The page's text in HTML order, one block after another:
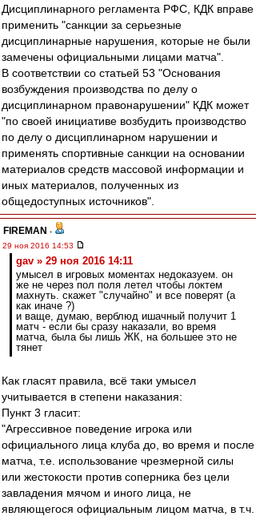
Дисциплинарного регламента РФС, КДК вправе
применить "санкции за серьезные
дисциплинарные нарушения, которые не были
замечены официальными лицами матча".
В соответствии со статьей 53 "Основания
возбуждения производства по делу о
дисциплинарном правонарушении" КДК может
"по своей инициативе возбудить производство
по делу о дисциплинарном нарушении и
применять спортивные санкции на основании
материалов средств массовой информации и
иных материалов, полученных из
общедоступных источников".
FIREMAN -
29 ноя 2016 14:53
gav » 29 ноя 2016 14:11
умысел в игровых моментах недоказуем. он
же не через пол поля летел чтобы локтем
махнуть. скажет "случайно" и все поверят (а
как иначе ?)
и ваще, думаю, верблюд ишачный получит 1
матч - если бы сразу наказали, во время
матча, была бы лишь ЖК, на большее это не
тянет
Как гласят правила, всё таки умысел
учитывается в степени наказания:
Пункт 3 гласит:
"Агрессивное поведение игрока или
официального лица клуба до, во время и после
матча, т.е. использование чрезмерной силы
или жестокости против соперника без цели
завладения мячом и иного лица, не
являющегося официальным лицом матча, в т.ч.